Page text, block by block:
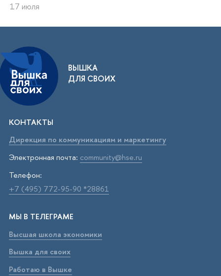
17 июля
ВЫШКА
ДЛЯ СВОИХ
КОНТАКТЫ
Дирекция по коммуникациям и маркетингу
Электронная почта: community@hse.ru
Телефон:
+7 (495) 772-95-90 *28861
МЫ В ТЕЛЕГРАМЕ
Высшая школа экономики
Вышка для своих
Работаю в Вышке